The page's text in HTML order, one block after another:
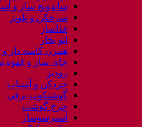
ساندویچ ساز و
سرخکن و پلوپز
غذاساز
اتو بخار
همزن کاسه دار
چای ساز و قهوه
زودپز
خردکن و آسیاب
گوشتکوب برقی
چرخ گوشت
اسپرسوساز